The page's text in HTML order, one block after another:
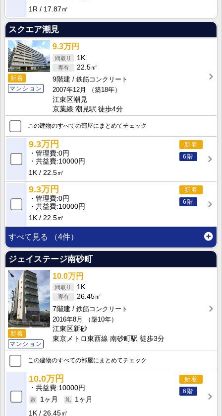
1R
17.87㎡
スクエア潮見
新着
マンション
9.3万円
1K
22.5㎡
9階建
鉄筋コンクリート
2007年12月
（築18年）
江東区潮見
京葉線 潮見駅 徒歩4分
この建物のすべての部屋にまとめてチェック
新着
6階
9.3万円
管理費 0円
共益費 10000円
1K
22.5㎡
新着
6階
9.3万円
管理費 0円
共益費 10000円
1K
22.5㎡
すべて見る （4件）
ジェイステージ南砂町
新着
マンション
10.0万円
1K
26.45㎡
7階建
鉄筋コンクリート
2016年8月
（築10年）
江東区新砂
東京メトロ東西線 南砂町駅 徒歩3分
この建物のすべての部屋にまとめてチェック
新着
6階
10.0万円
共益費 10000円
1ヶ月
1ヶ月
1K
26.45㎡